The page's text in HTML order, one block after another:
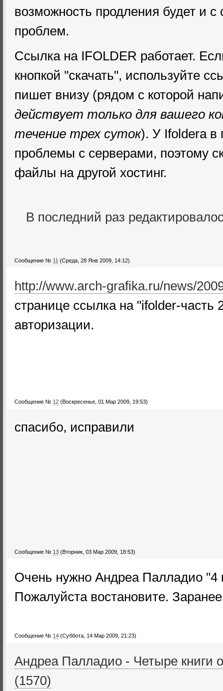
возможность продления будет и с
проблем.
Ссылка на IFOLDER работает.
кнопкой "скачать", используйте
пишет внизу (рядом с которой
действует только для вашего
течение трех суток). У Ifolderа в
проблемы с серверами, поэтому
файлы на другой хостинг.
В последний раз
Сообщение № 11 (Среда, 28 Янв 2009, 14:12)
http://www.arch-grafika.ru/news/
странице ссылка на "ifolder-часть
авторизации.
Сообщение № 12 (Воскресенье, 01 Мар 2009, 19:53)
спасибо, исправили
Сообщение № 13 (Вторник, 03 Мар 2009, 18:53)
Очень нужно Андреа Палладио "4
Пожалуйста востановите.
Сообщение № 14 (Суббота, 14 Мар 2009, 21:23)
Андреа Палладио - Четыре книги
(1570)